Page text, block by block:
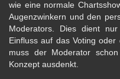
wie eine normale
Augenzwinkern und den
Moderators. Dies dient
Einfluss auf das Voting
muss der Moderator
Konzept ausdenkt.